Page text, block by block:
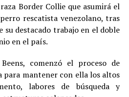
Border Collie que asumirá el
rescatista venezolano, tras
su destacado trabajo en el doble
en el país.
comenzó el proceso de
mantener con ella los altos
labores de búsqueda y